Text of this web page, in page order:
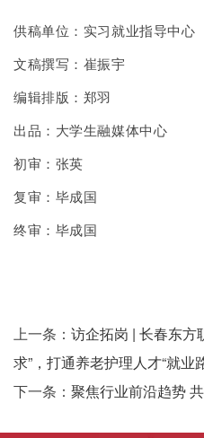
供稿单位：实习就业指导中心
文稿撰写：崔振宇
编辑排版：郑羽
出品：大学生融媒体中心
初审：张英
复审：毕成国
终审：毕成国
上一条： 访企拓岗 | 长春东方
求”，打通养老护理人才“就业
下一条： 聚焦行业前沿趋势